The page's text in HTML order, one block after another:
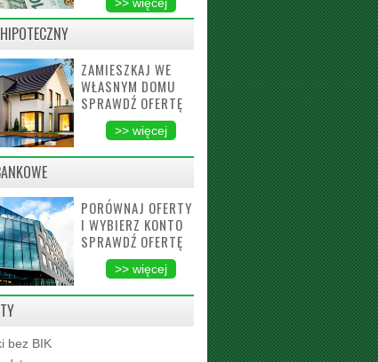
ZAMIESZKAJ WE
WŁASNYM DOMU
SPRAWDŹ OFERTĘ
>> więcej
PORÓWNAJ OFERTY
I WYBIERZ KONTO
SPRAWDŹ OFERTĘ
>> więcej
bez BIK